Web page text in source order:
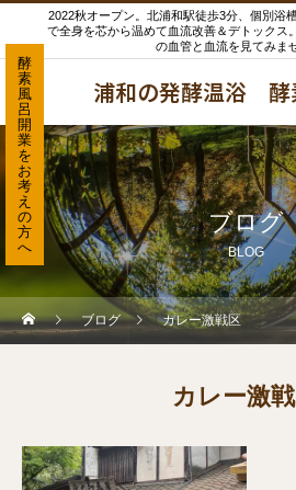
2022秋オープン。北浦和駅徒歩3分、個別浴
で全身を芯から温めて血流改善＆デトックス
の血管と血流を見てみま
浦和の発酵温浴 酵
ブログ
BLOG
ブログ カレー激戦区
カレー激
酵
素
風
呂
開
業
を
お
考
え
の
方
へ